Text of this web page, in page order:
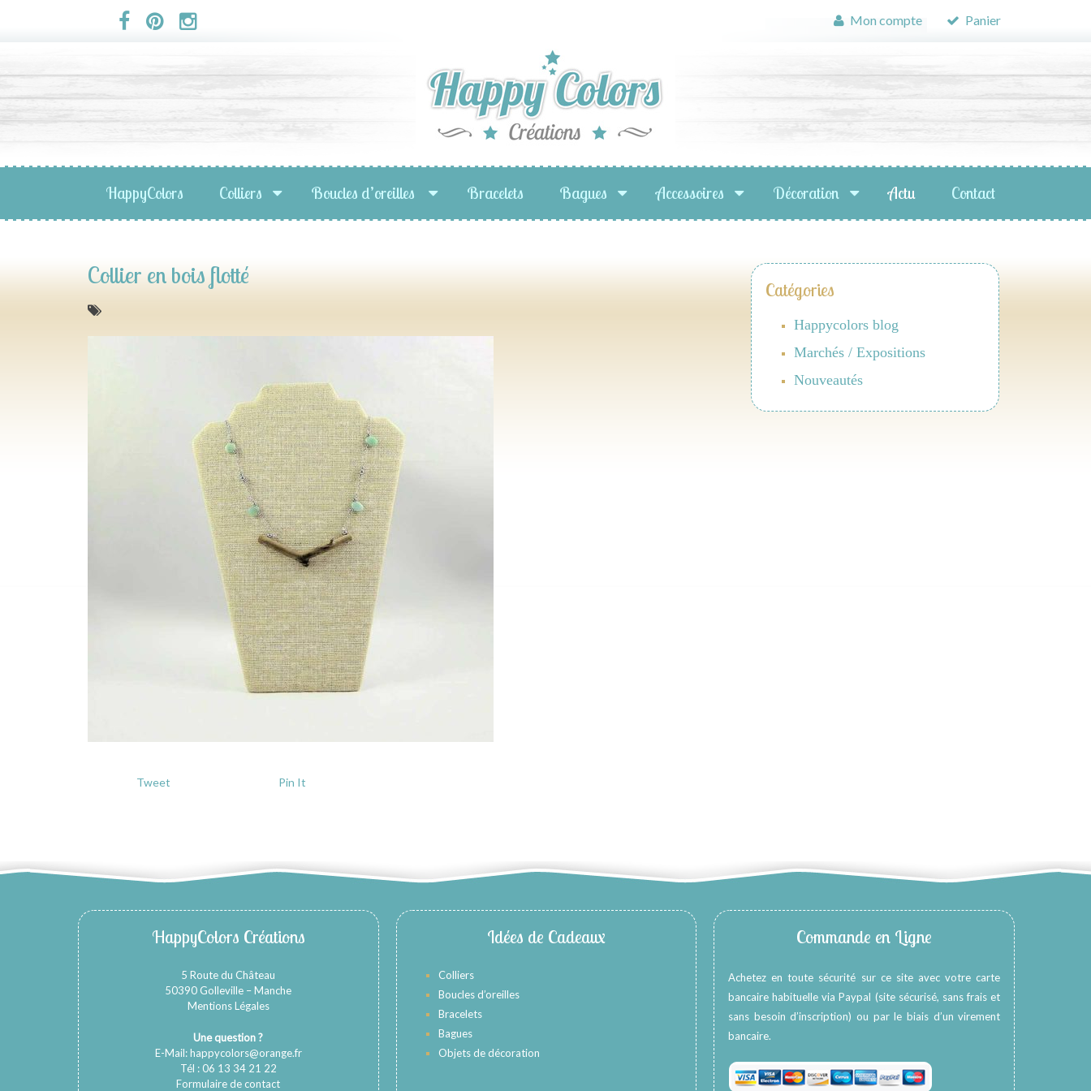
Mon compte Panier
HappyColors Colliers Boucles d’oreilles Bracelets Bagues Accessoires Décoration Actu Contact
Collier en bois flotté
Tweet Pin It
Catégories
Happycolors blog
Marchés / Expositions
Nouveautés
HappyColors Créations
5 Route du Château
50390 Golleville – Manche
Mentions Légales
Une question ?
E-Mail:happycolors@orange.fr
Tél : 06 13 34 21 22
Formulaire de contact
Idées de Cadeaux
Colliers
Boucles d’oreilles
Bracelets
Bagues
Objets de décoration
Commande en Ligne
Achetez en toute sécurité sur ce site avec votre carte
bancaire habituelle via Paypal (site sécurisé, sans frais et
sans besoin d’inscription) ou par le biais d’un virement
bancaire.
Panneau de gestion des cookies